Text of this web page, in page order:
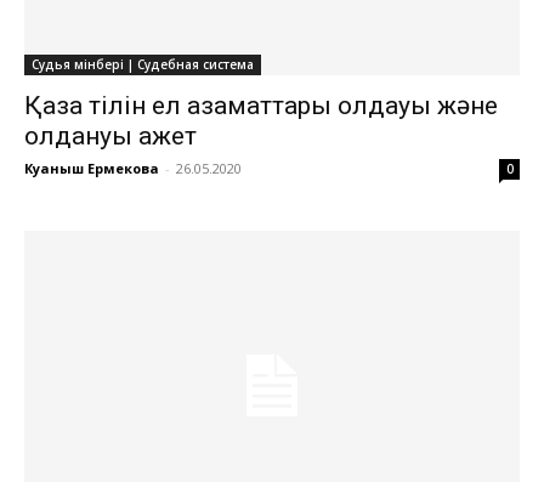
Судья мінбері | Судебная система
Қазақ тілін ел азаматтары қолдауы және
қолдануы қажет
Куаныш Ермекова - 26.05.2020 0